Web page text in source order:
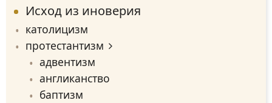
Исход из иноверия
католицизм
протестантизм
адвентизм
англиканство
баптизм